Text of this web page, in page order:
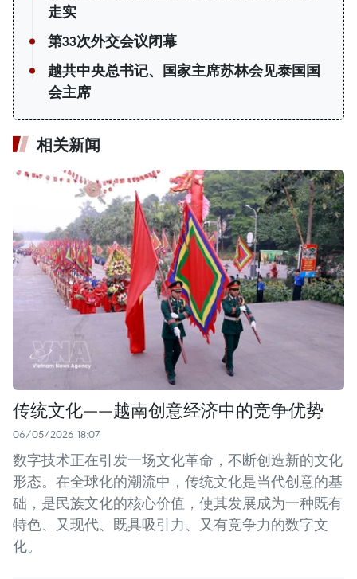
走实
第33次外交会议闭幕
越共中央总书记、国家主席苏林会见泰国国
会主席
相关新闻
传统文化——越南创意经济中的竞争优势
06/05/2026 18:07
数字技术正在引发一场文化革命，不断创造新的文化
形态。在全球化的潮流中，传统文化是当代创意的基
础，是民族文化的核心价值，使其发展成为一种既有
特色、又现代、既具吸引力、又有竞争力的数字文
化。